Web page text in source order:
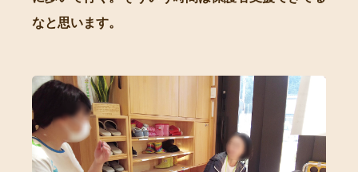
なと思います。